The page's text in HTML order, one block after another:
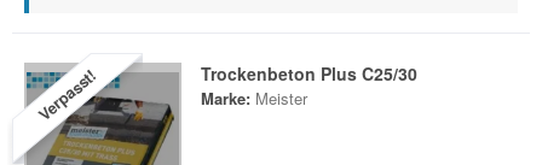
Verpasst! Trockenbeton Plus C25/30
Marke: Meister